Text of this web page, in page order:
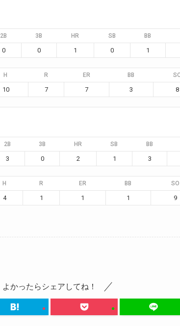
2B 3B HR SB BB
0 0 1 0 1
H R ER BB
10 7 7 3 8
2B 3B HR SB BB
3 0 2 1 3
H R ER BB SO
4 1 1 1 9
よかったらシェアしてね！